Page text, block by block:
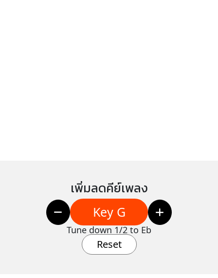
เพิ่มลดคีย์เพลง
Key G
Tune down 1/2 to Eb
Reset